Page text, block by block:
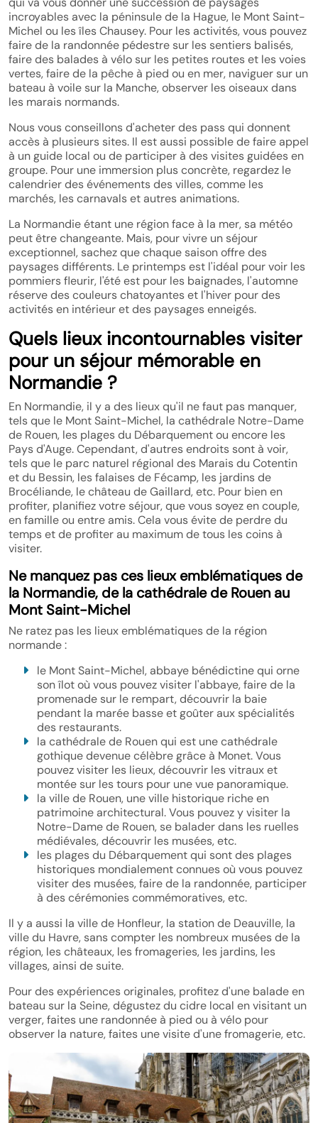
incroyables avec la péninsule de la Hague, le Mont Saint-
Michel ou les îles Chausey. Pour les activités, vous pouvez
faire de la randonnée pédestre sur les sentiers balisés,
faire des balades à vélo sur les petites routes et les voies
vertes, faire de la pêche à pied ou en mer, naviguer sur un
bateau à voile sur la Manche, observer les oiseaux dans
les marais normands.
Nous vous conseillons d'acheter des pass qui donnent
accès à plusieurs sites. Il est aussi possible de faire appel
à un guide local ou de participer à des visites guidées en
groupe. Pour une immersion plus concrète, regardez le
calendrier des événements des villes, comme les
marchés, les carnavals et autres animations.
La Normandie étant une région face à la mer, sa météo
peut être changeante. Mais, pour vivre un séjour
exceptionnel, sachez que chaque saison offre des
paysages différents. Le printemps est l'idéal pour voir les
pommiers fleurir, l'été est pour les baignades, l'automne
réserve des couleurs chatoyantes et l'hiver pour des
activités en intérieur et des paysages enneigés.
Quels lieux incontournables visiter
pour un séjour mémorable en
Normandie ?
En Normandie, il y a des lieux qu'il ne faut pas manquer,
tels que le Mont Saint-Michel, la cathédrale Notre-Dame
de Rouen, les plages du Débarquement ou encore les
Pays d'Auge. Cependant, d'autres endroits sont à voir,
tels que le parc naturel régional des Marais du Cotentin
et du Bessin, les falaises de Fécamp, les jardins de
Brocéliande, le château de Gaillard, etc. Pour bien en
profiter, planifiez votre séjour, que vous soyez en couple,
en famille ou entre amis. Cela vous évite de perdre du
temps et de profiter au maximum de tous les coins à
visiter.
Ne manquez pas ces lieux emblématiques de
la Normandie, de la cathédrale de Rouen au
Mont Saint-Michel
Ne ratez pas les lieux emblématiques de la région
normande :
le Mont Saint-Michel, abbaye bénédictine qui orne
son îlot où vous pouvez visiter l'abbaye, faire de la
promenade sur le rempart, découvrir la baie
pendant la marée basse et goûter aux spécialités
des restaurants.
la cathédrale de Rouen qui est une cathédrale
gothique devenue célèbre grâce à Monet. Vous
pouvez visiter les lieux, découvrir les vitraux et
montée sur les tours pour une vue panoramique.
la ville de Rouen, une ville historique riche en
patrimoine architectural. Vous pouvez y visiter la
Notre-Dame de Rouen, se balader dans les ruelles
médiévales, découvrir les musées, etc.
les plages du Débarquement qui sont des plages
historiques mondialement connues où vous pouvez
visiter des musées, faire de la randonnée, participer
à des cérémonies commémoratives, etc.
Il y a aussi la ville de Honfleur, la station de Deauville, la
ville du Havre, sans compter les nombreux musées de la
région, les châteaux, les fromageries, les jardins, les
villages, ainsi de suite.
Pour des expériences originales, profitez d'une balade en
bateau sur la Seine, dégustez du cidre local en visitant un
verger, faites une randonnée à pied ou à vélo pour
observer la nature, faites une visite d'une fromagerie, etc.